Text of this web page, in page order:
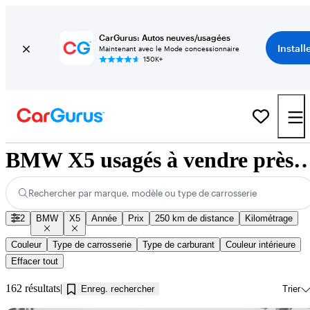
CarGurus: Autos neuves/usagées
Maintenant avec le Mode concessionnaire
150K+
BMW X5 usagés à
Rechercher par marque, modèle ou type de carrosserie
2 BMW X5 Année Prix 250 km de distance Kilométrage
Couleur Type de carrosserie Type de carburant
Couleur intérieure
Effacer tout
162 résultats Enreg. rechercher Trier